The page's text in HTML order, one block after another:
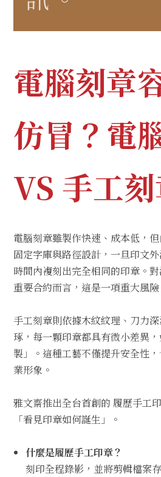
電腦刻章
仿冒？電
VS 手工
電腦刻章雖製作快速、成本低，
固定字庫與路徑設計，一旦印文
時間內複刻出完全相同的印章。
重要合約而言，這是一項重大風險
手工刻章則依據木紋紋理、刀力
琢，每一顆印章都具有微小差異
製」。這種工藝不僅提升安全性
業形象。
雅文齋推出全台首創的 履歷手工
「看見印章如何誕生」。
什麼是履歷手工印章？
刻印全程錄影，並將剪輯檔案